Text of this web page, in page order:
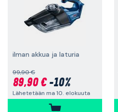
ilman akkua ja laturia
99,90 €
89,90 €-10%
Lähetetään ma 10. elokuuta